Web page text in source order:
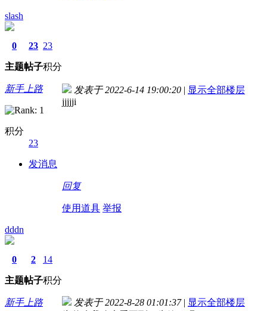
slash
0
主题
23
帖子
23
积分
新手上路
积分
23
发消息
发表于 2022-6-14 19:00:20 | 显示全部楼层
jjjjji
回复
使用道具 举报
dddn
0
主题
2
帖子
14
积分
新手上路 发表于 2022-8-28 01:01:37 | 显示全部楼层